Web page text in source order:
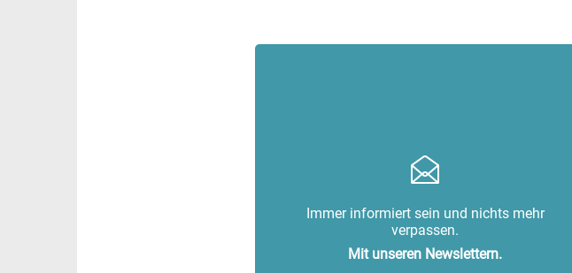
Immer informiert sein und nichts mehr
verpassen.
Mit unseren Newslettern.